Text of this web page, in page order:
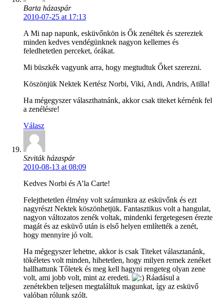
Barta házaspár
2010-07-25 at 17:13
A Mi nap napunk, esküvőnkön is Ők zenéltek és szereztek
minden kedves vendégünknek nagyon kellemes és
feledhetetlen perceket, órákat.
Mi büszkék vagyunk arra, hogy megtudtuk Őket szerezni.
Köszönjük Nektek Kertész Norbi, Viki, Andi, Andris, Atilla!
Ha mégegyszer választhatnánk, akkor csak titeket kérnénk fel
a zenélésre!
Válasz
Szviták házaspár
2010-08-13 at 08:09
Kedves Norbi és A’la Carte!
Felejthetetlen élmény volt számunkra az esküvőnk és ezt
nagyrészt Nektek köszönhetjük. Fantasztikus volt a hangulat,
nagyon változatos zenék voltak, mindenki fergetegesen érezte
magát és az esküvő után is első helyen említették a zenét,
hogy mennyire jó volt.
Ha mégegyszer lehetne, akkor is csak Titeket választanánk,
tökéletes volt minden, hihetetlen, hogy milyen remek zenéket
hallhattunk Tőletek és meg kell hagyni rengeteg olyan zene
volt, ami jobb volt, mint az eredeti.
Ráadásul a
zenétekben teljesen megtaláltuk magunkat, így az esküvő
valóban rólunk szólt.